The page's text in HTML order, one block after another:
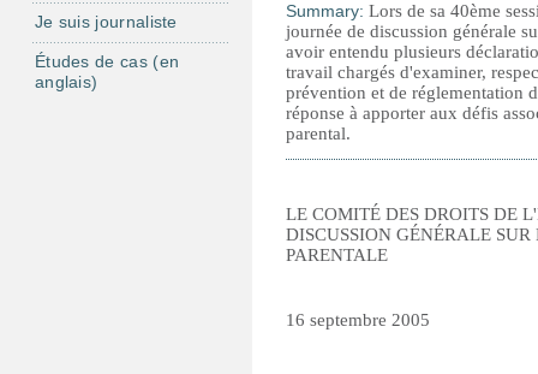
Summary: Lors de sa 40ème
journée de discussion générale
avoir entendu plusieurs
travail chargés d'examiner,
prévention et de réglementation
réponse à apporter aux défis
parental.
LE COMITÉ DES DROITS DE
DISCUSSION GÉNÉRALE
PARENTALE
16 septembre 2005
Je suis journaliste
Études de cas (en
anglais)